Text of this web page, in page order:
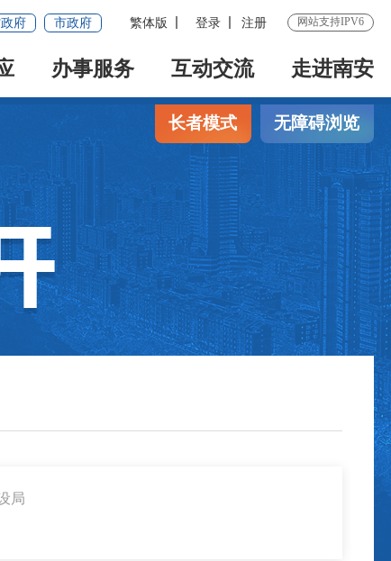
府 市政府 繁体版 登录 注册 网站支持IPV6
办事服务 互动交流 走进南安
长者模式 无障碍浏览
局